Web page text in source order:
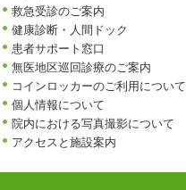
救急受診のご案内
健康診断・人間ドック
患者サポート窓口
無医地区巡回診療のご案内
コインロッカーのご利用について
個人情報について
院内における写真撮影について
アクセスと施設案内